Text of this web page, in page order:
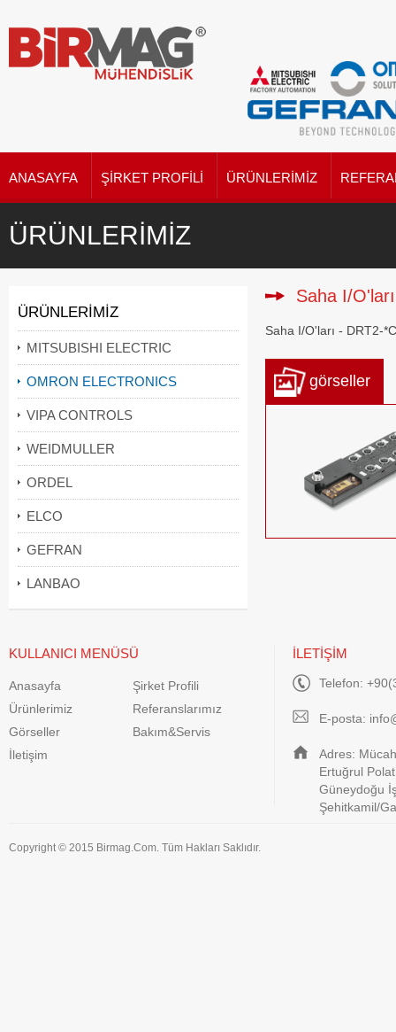
ANASAYFA ŞIRKET PROFILI ÜRÜNLERIMIZ
ÜRÜNLERIMIZ
ÜRÜNLERIMIZ
MITSUBISHI ELECTRIC
OMRON ELECTRONICS
VIPA CONTROLS
WEIDMULLER
ORDEL
ELCO
GEFRAN
LANBAO
Saha I/O'ları
Saha I/O'ları - DRT2-
görseller
KULLANICI MENÜSÜ
Anasayfa
Şirket Profili
Ürünlerimiz
Referanslarımız
Görseller
Bakım&Servis
İletişim
İLETİŞİM
Telefon:
E-posta:
Adres:
Ertuğrul
Güneydoğu
Şehitkamil/
Copyright © 2015 Birmag.Com. Tüm Hakları Saklıdır.